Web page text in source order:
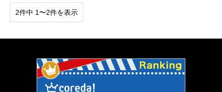
2件中 1〜2件を表示